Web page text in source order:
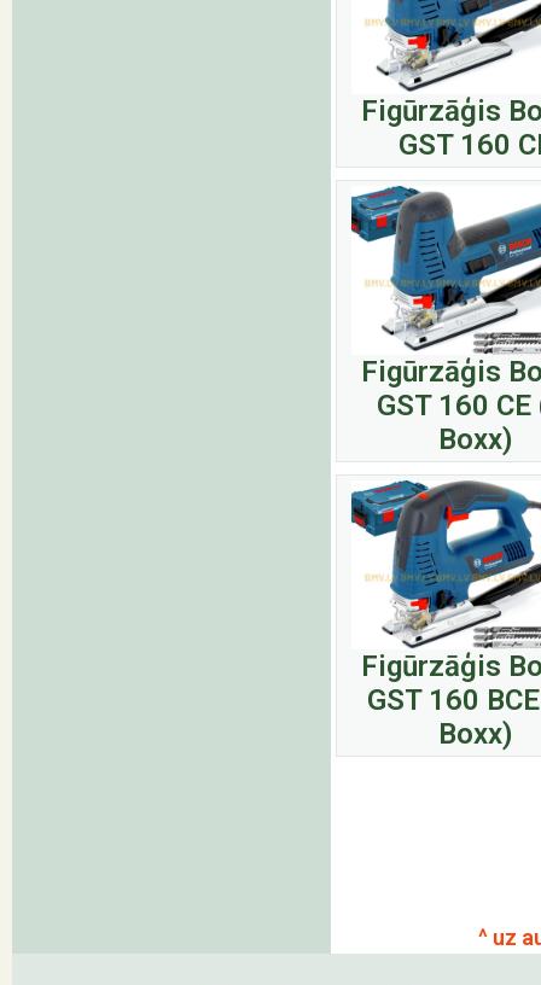
Figūrzāģis
GST 160
Figūrzāģis
GST 160 CE
Boxx)
Figūrzāģis
GST 160
Boxx)
^ uz